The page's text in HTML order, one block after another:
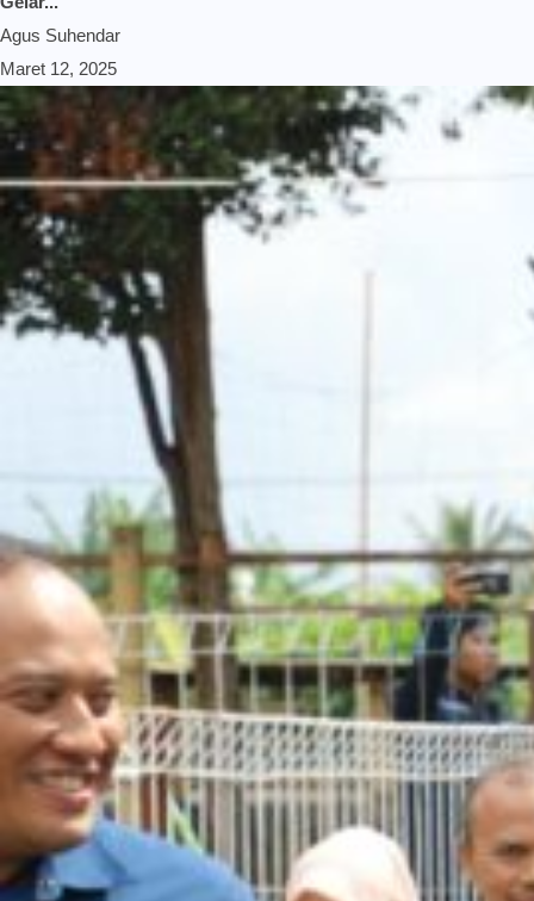
Agus Suhendar
Maret 12, 2025